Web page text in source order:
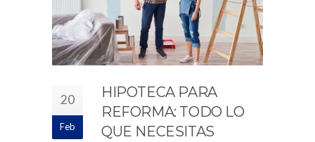
20
Feb
HIPOTECA PARA
REFORMA: TODO LO
QUE NECESITAS